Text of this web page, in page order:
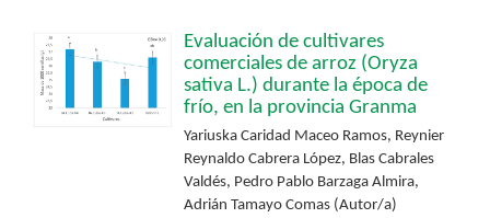
Evaluación de cultivares
comerciales de arroz (Oryza
sativa L.) durante la época de
frío, en la provincia Granma
Yariuska Caridad Maceo Ramos, Reynier
Reynaldo Cabrera López, Blas Cabrales
Valdés, Pedro Pablo Barzaga Almira,
Adrián Tamayo Comas (Autor/a)